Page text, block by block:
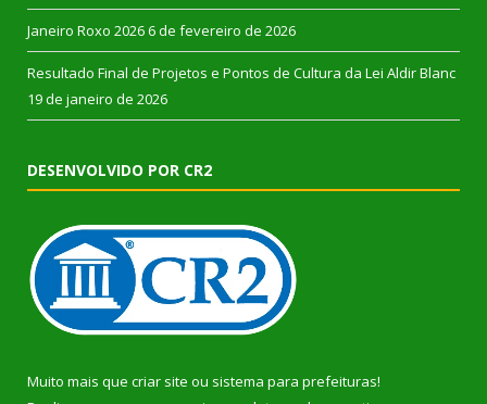
Janeiro Roxo 2026 6 de fevereiro de 2026
Resultado Final de Projetos e Pontos de Cultura da Lei Aldir Blanc
19 de janeiro de 2026
DESENVOLVIDO POR CR2
Muito mais que criar site ou sistema para prefeituras!